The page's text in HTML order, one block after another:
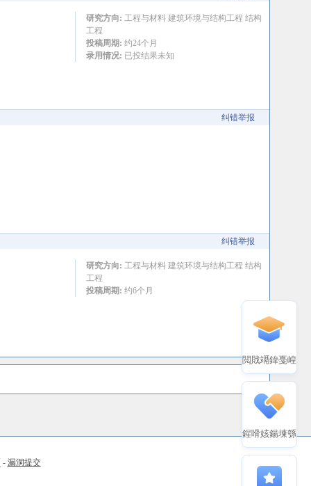
研究方向: 工程与材料 建筑环境与结构工程 结构
工程
投稿周期: 约24个月
录用情况: 已投结果未知
纠错举报
纠错举报
研究方向: 工程与材料 建筑环境与结构工程 结构
工程
投稿周期: 约6个月
- 漏洞提交
閲戝竵鍏戞崲
鍟嗗姟鍚堜綔